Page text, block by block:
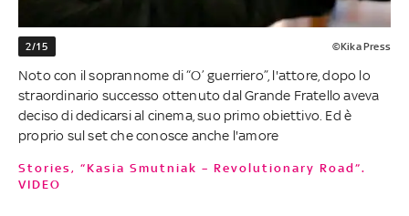
2/15 ©Kika Press
Noto con il soprannome di “O’ guerriero”, l'attore, dopo lo
straordinario successo ottenuto dal Grande Fratello aveva
deciso di dedicarsi al cinema, suo primo obiettivo. Ed è
proprio sul set che conosce anche l'amore
Stories, “Kasia Smutniak – Revolutionary Road”.
VIDEO